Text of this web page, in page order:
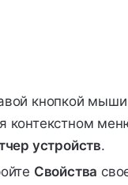
кнопкой мыши
контекстном
устройств.
Свойства